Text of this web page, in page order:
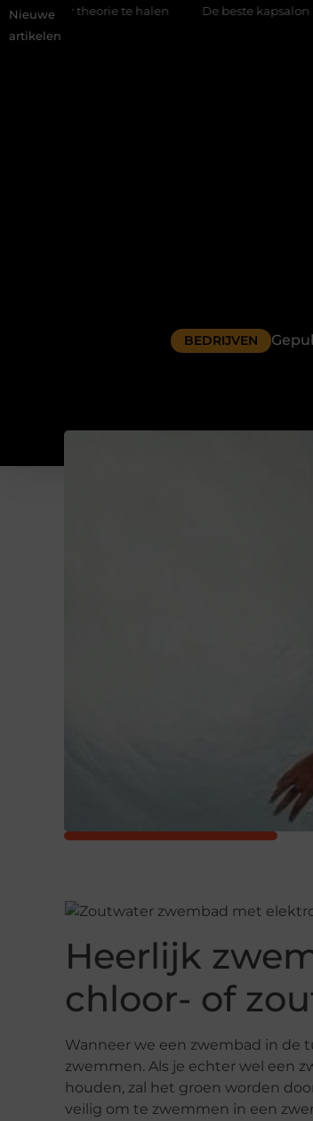
Nieuwe
artikelen
te halen De beste kapsalon in Arnhem:
BEDRIJVEN
Heerlijk
chloor- of
Wanneer we een zwembad in de
zwemmen. Als je echter wel een
houden, zal het groen worden
veilig om te zwemmen in een